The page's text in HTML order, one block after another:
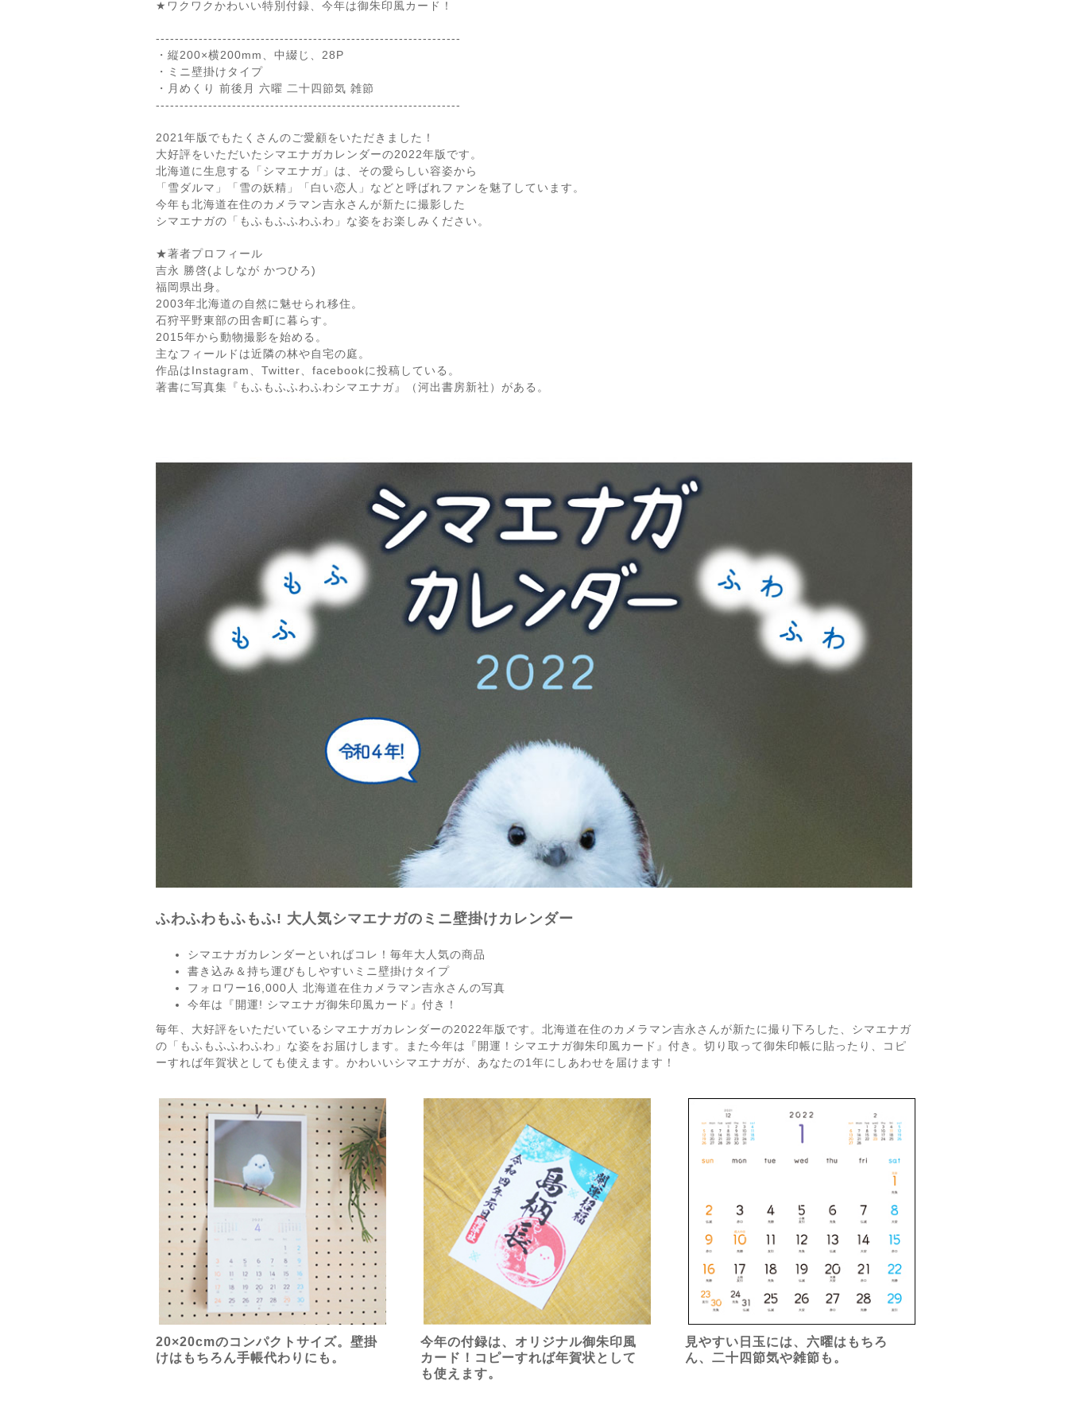
★ワクワクかわいい特別付録、今年は御朱印風カード！
----------------------------------------------------------------
・縦200×横200mm、中綴じ、28P
・ミニ壁掛けタイプ
・月めくり 前後月 六曜 二十四節気 雑節
----------------------------------------------------------------
2021年版でもたくさんのご愛顧をいただきました！
大好評をいただいたシマエナガカレンダーの2022年版です。
北海道に生息する「シマエナガ」は、その愛らしい容姿から
「雪ダルマ」「雪の妖精」「白い恋人」などと呼ばれファンを魅了しています。
今年も北海道在住のカメラマン吉永さんが新たに撮影した
シマエナガの「もふもふふわふわ」な姿をお楽しみください。
★著者プロフィール
吉永 勝啓(よしなが かつひろ)
福岡県出身。
2003年北海道の自然に魅せられ移住。
石狩平野東部の田舎町に暮らす。
2015年から動物撮影を始める。
主なフィールドは近隣の林や自宅の庭。
作品はInstagram、Twitter、facebookに投稿している。
著書に写真集『もふもふふわふわシマエナガ』（河出書房新社）がある。
ふわふわもふもふ! 大人気シマエナガのミニ壁掛けカレンダー
シマエナガカレンダーといればコレ！毎年大人気の商品
書き込み＆持ち運びもしやすいミニ壁掛けタイプ
フォロワー16,000人 北海道在住カメラマン吉永さんの写真
今年は『開運! シマエナガ御朱印風カード』付き！
毎年、大好評をいただいているシマエナガカレンダーの2022年版です。北海道在住のカメラマン吉永さんが新たに撮り下ろした、シマエナガ
の「もふもふふわふわ」な姿をお届けします。また今年は『開運！シマエナガ御朱印風カード』付き。切り取って御朱印帳に貼ったり、コピ
ーすれば年賀状としても使えます。かわいいシマエナガが、あなたの1年にしあわせを届けます！
20×20cmのコンパクトサイズ。壁掛
けはもちろん手帳代わりにも。
今年の付録は、オリジナル御朱印風
カード！コピーすれば年賀状として
も使えます。
見やすい日玉には、六曜はもちろ
ん、二十四節気や雑節も。